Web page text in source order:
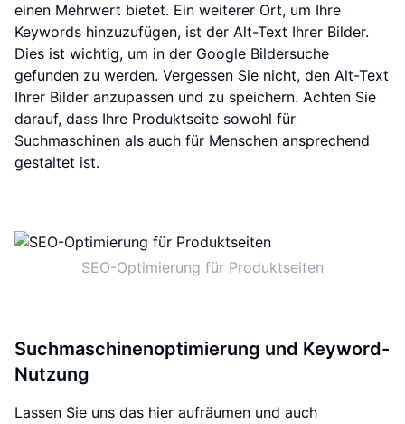
einen Mehrwert bietet. Ein weiterer Ort, um Ihre
Keywords hinzuzufügen, ist der Alt-Text Ihrer Bilder.
Dies ist wichtig, um in der Google Bildersuche
gefunden zu werden. Vergessen Sie nicht, den Alt-Text
Ihrer Bilder anzupassen und zu speichern. Achten Sie
darauf, dass Ihre Produktseite sowohl für
Suchmaschinen als auch für Menschen ansprechend
gestaltet ist.
SEO-Optimierung für Produktseiten
Suchmaschinenoptimierung und Keyword-
Nutzung
Lassen Sie uns das hier aufräumen und auch